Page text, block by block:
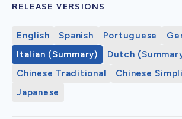
RELEASE VERSIONS
English Spanish Portuguese
Italian (Summary)
Dutch
Chinese Traditional
Chinese
Japanese